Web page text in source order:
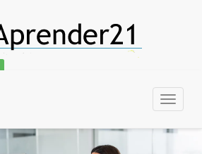
Menu